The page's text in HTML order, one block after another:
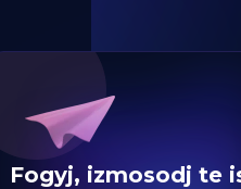
Fogyj, izmosodj te